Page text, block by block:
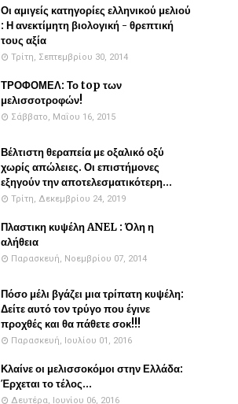
Οι αμιγείς κατηγορίες ελληνικού μελιού
: Η ανεκτίμητη βιολογική - θρεπτική
τους αξία
Τρίτη, Σεπτεμβρίου 30, 2014
ΤΡΟΦΟΜΕΛ: Το top των
μελισσοτροφών!
Σάββατο, Μαΐου 16, 2015
Βέλτιστη θεραπεία με οξαλικό οξύ
χωρίς απώλειες. Οι επιστήμονες
εξηγούν την αποτελεσματικότερη...
Τρίτη, Δεκεμβρίου 24, 2019
Πλαστικη κυψέλη ANEL : Όλη η
αλήθεια
Παρασκευή, Νοεμβρίου 07, 2014
Πόσο μέλι βγάζει μια τρίπατη κυψέλη:
Δείτε αυτό τον τρύγο που έγινε
προχθές και θα πάθετε σοκ!!!
Παρασκευή, Ιουλίου 01, 2016
Κλαίνε οι μελισσοκόμοι στην Ελλάδα:
Έρχεται το τέλος...
Δευτέρα, Ιουνίου 06, 2016